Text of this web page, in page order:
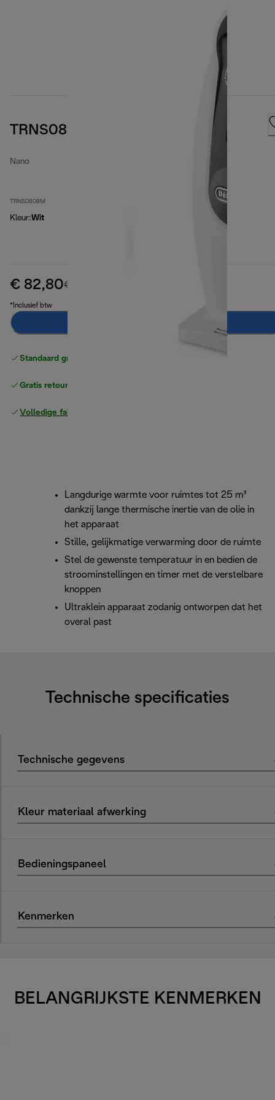
TRNS0808M
Nano
TRNS0808M
Kleur:Wit
€ 82,80€ 109,90
*Inclusief btw
Standaard gratis verzending
Gratis retourneren
Volledige fabrieksgarantie
Langdurige warmte voor ruimtes tot 25 m³
dankzij lange thermische inertie van de olie in
het apparaat
Stille, gelijkmatige verwarming door de ruimte
Stel de gewenste temperatuur in en bedien de
stroominstellingen en timer met de verstelbare
knoppen
Ultraklein apparaat zodanig ontworpen dat het
overal past
Technische specificaties
Technische gegevens
Kleur materiaal afwerking
Bedieningspaneel
Kenmerken
BELANGRIJKSTE KENMERKEN